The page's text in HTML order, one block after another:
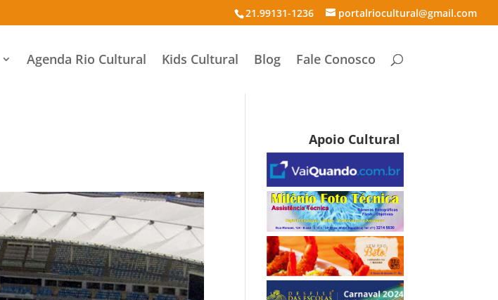
21.99131-1236 portalriocultural@gmail.com
Agenda Rio Cultural Kids Cultural Blog Fale Conosco
Apoio Cultural